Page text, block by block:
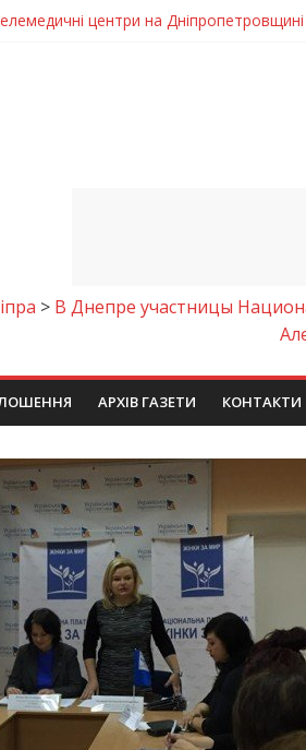
центри на Дніпропетровщині
досліджують місце
шанс на власне житло
важлива правильна комунікація
> В Днепре участницы
АРХІВ ГАЗЕТИ КОНТАКТИ